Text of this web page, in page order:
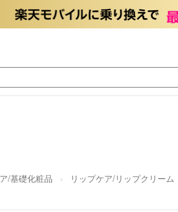
/基礎化粧品 リップケア/リップクリーム